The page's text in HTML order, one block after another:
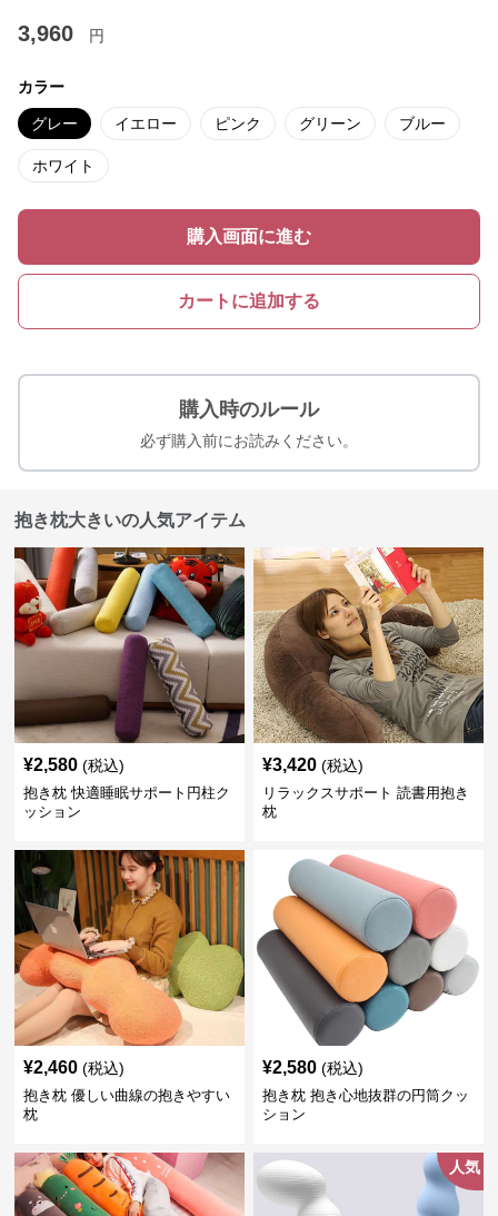
3,960 円
カラー
グレー イエロー ピンク グリーン ブルー
ホワイト
購入画面に進む
カートに追加する
購入時のルール
必ず購入前にお読みください。
抱き枕大きいの人気アイテム
¥2,580 (税込)
抱き枕 快適睡眠サポート円柱ク
ッション
¥3,420 (税込)
リラックスサポート 読書用抱き
枕
¥2,460 (税込)
抱き枕 優しい曲線の抱きやすい
枕
¥2,580 (税込)
抱き枕 抱き心地抜群の円筒クッ
ション
人気